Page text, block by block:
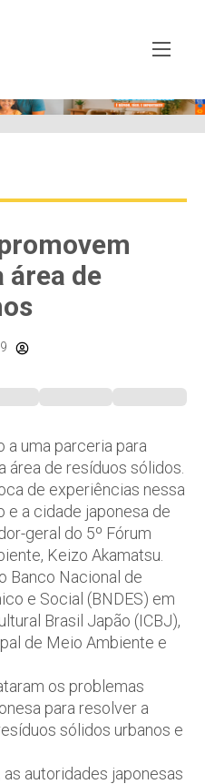
de
a uma parceria para
área de resíduos sólidos.
de experiências nessa
e a cidade japonesa de
geral do 5º Fórum
Keizo Akamatsu.
Banco Nacional de
e Social (BNDES) em
Brasil Japão (ICBJ),
de Meio Ambiente e
os problemas
para resolver a
sólidos urbanos e
autoridades japonesas